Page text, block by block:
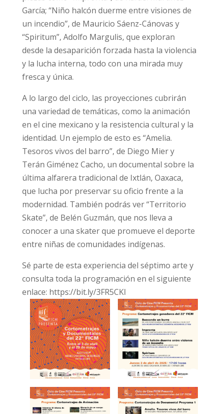
García; “Niño halcón duerme entre visiones de
un incendio”, de Mauricio Sáenz-Cánovas y
“Spiritum”, Adolfo Margulis, que exploran
desde la desaparición forzada hasta la violencia
y la lucha interna, todo con una mirada muy
fresca y única.
A lo largo del ciclo, las proyecciones cubrirán
una variedad de temáticas, como la animación
en el cine mexicano y la resistencia cultural y la
identidad. Un ejemplo de esto es “Amelia.
Tesoros vivos del barro”, de Diego Mier y
Terán Giménez Cacho, un documental sobre la
última alfarera tradicional de Ixtlán, Oaxaca,
que lucha por preservar su oficio frente a la
modernidad. También podrás ver “Territorio
Skate”, de Belén Guzmán, que nos lleva a
conocer a una skater que promueve el deporte
entre niñas de comunidades indígenas.
Sé parte de esta experiencia del séptimo arte y
consulta toda la programación en el siguiente
enlace: https://bit.ly/3FR5CKI